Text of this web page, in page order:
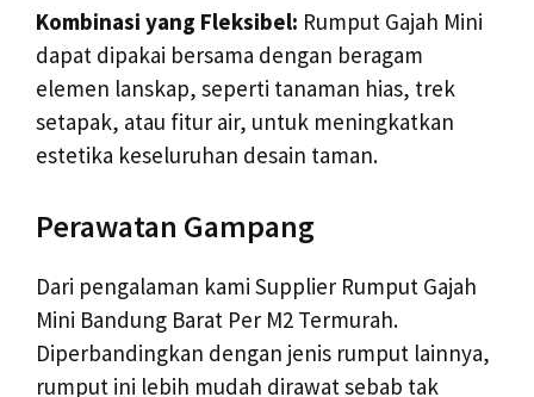
Kombinasi yang Fleksibel: Rumput Gajah Mini
dapat dipakai bersama dengan beragam
elemen lanskap, seperti tanaman hias, trek
setapak, atau fitur air, untuk meningkatkan
estetika keseluruhan desain taman.
Perawatan Gampang
Dari pengalaman kami Supplier Rumput Gajah
Mini Bandung Barat Per M2 Termurah.
Diperbandingkan dengan jenis rumput lainnya,
rumput ini lebih mudah dirawat sebab tak